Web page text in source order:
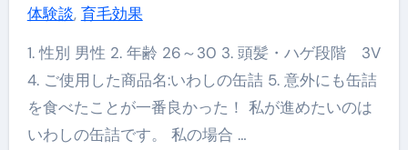
体験談, 育毛効果
1. 性別 男性 2. 年齢 26～30 3. 頭髪・ハゲ段階 3V
4. ご使用した商品名:いわしの缶詰 5. 意外にも缶詰
を食べたことが一番良かった！ 私が進めたいのは
いわしの缶詰です。 私の場合 …